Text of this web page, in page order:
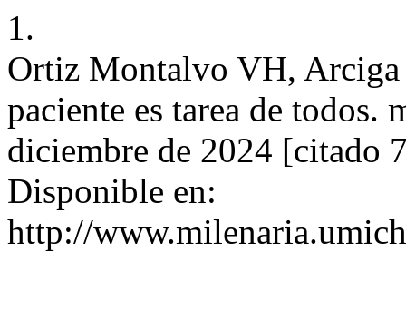
1.
Ortiz Montalvo VH, Arciga
paciente es tarea de
diciembre de 2024 [citado
Disponible en:
http://